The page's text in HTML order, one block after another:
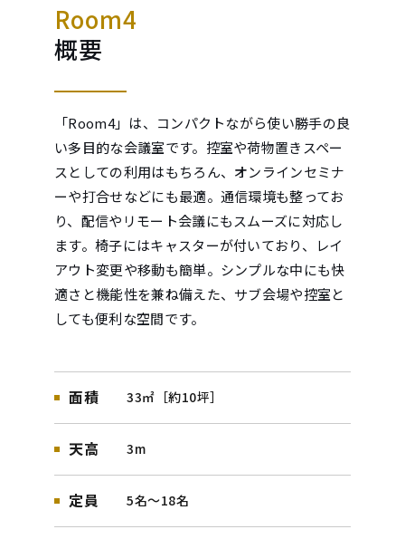
Room4
概要
「Room4」は、コンパクトながら使い勝手の良
い多目的な会議室です。控室や荷物置きスペー
スとしての利用はもちろん、オンラインセミナ
ーや打合せなどにも最適。通信環境も整ってお
り、配信やリモート会議にもスムーズに対応し
ます。椅子にはキャスターが付いており、レイ
アウト変更や移動も簡単。シンプルな中にも快
適さと機能性を兼ね備えた、サブ会場や控室と
しても便利な空間です。
面積 33㎡［約10坪］
天高 3m
定員 5名～18名